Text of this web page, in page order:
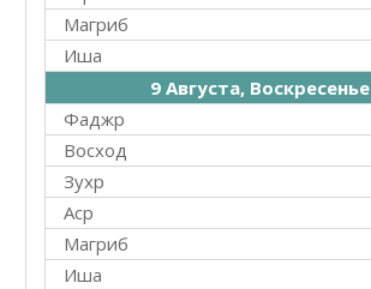
Магриб
Иша
9 Августа, Воскресенье
Фаджр
Восход
Зухр
Аср
Магриб
Иша